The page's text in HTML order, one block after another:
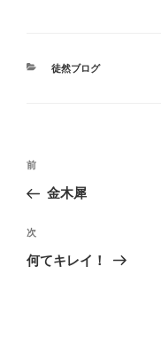
カ
徒然ブログ
投
ナ
ビ
ゲ
前
の
稿
前
金木犀
次
の
次
何てキレイ！